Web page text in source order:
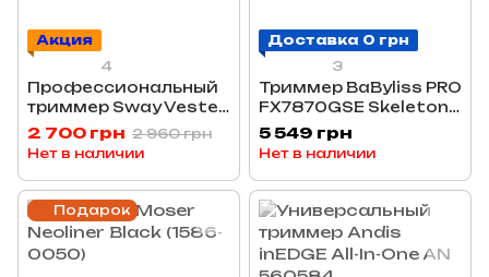
Акция
4
Профессиональный
триммер Sway Vester
S Black and Gold
Edition 115 5102 BLK
2 700 грн 2 960 грн
Нет в наличии
Доставка 0 грн
3
Триммер BaByliss PRO
FX7870GSE Skeleton
FX
5 549 грн
Нет в наличии
Подарок